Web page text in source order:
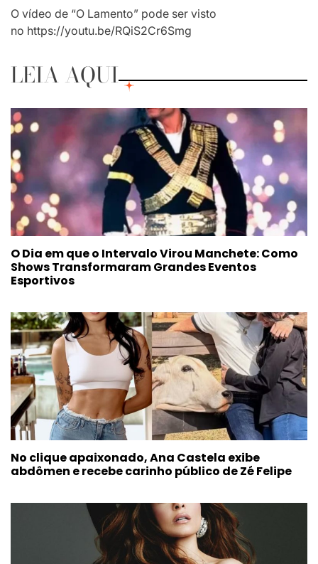
O vídeo de “O Lamento” pode ser visto
no https://youtu.be/RQiS2Cr6Smg
LEIA AQUI
O Dia em que o Intervalo Virou Manchete: Como
Shows Transformaram Grandes Eventos
Esportivos
No clique apaixonado, Ana Castela exibe
abdômen e recebe carinho público de Zé Felipe